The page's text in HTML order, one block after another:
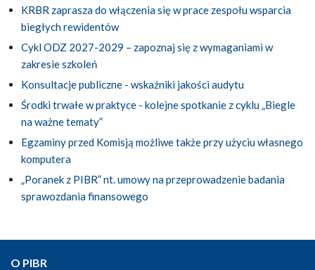
KRBR zaprasza do włączenia się w prace zespołu wsparcia
biegłych rewidentów
Cykl ODZ 2027-2029 – zapoznaj się z wymaganiami w
zakresie szkoleń
Konsultacje publiczne - wskaźniki jakości audytu
Środki trwałe w praktyce - kolejne spotkanie z cyklu „Biegle
na ważne tematy”
Egzaminy przed Komisją możliwe także przy użyciu własnego
komputera
„Poranek z PIBR” nt. umowy na przeprowadzenie badania
sprawozdania finansowego
O PIBR